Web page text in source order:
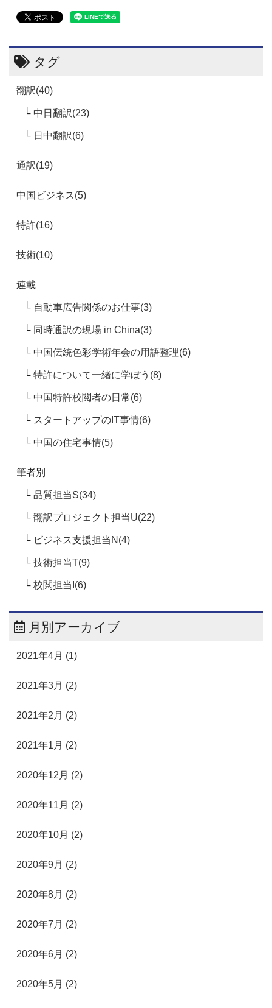
タグ
翻訳(40)
中日翻訳(23)
日中翻訳(6)
通訳(19)
中国ビジネス(5)
特許(16)
技術(10)
連載
自動車広告関係のお仕事(3)
同時通訳の現場 in China(3)
中国伝統色彩学術年会の用語整理(6)
特許について一緒に学ぼう(8)
中国特許校閲者の日常(6)
スタートアップのIT事情(6)
中国の住宅事情(5)
筆者別
品質担当S(34)
翻訳プロジェクト担当U(22)
ビジネス支援担当N(4)
技術担当T(9)
校閲担当I(6)
月別アーカイブ
2021年4月 (1)
2021年3月 (2)
2021年2月 (2)
2021年1月 (2)
2020年12月 (2)
2020年11月 (2)
2020年10月 (2)
2020年9月 (2)
2020年8月 (2)
2020年7月 (2)
2020年6月 (2)
2020年5月 (2)